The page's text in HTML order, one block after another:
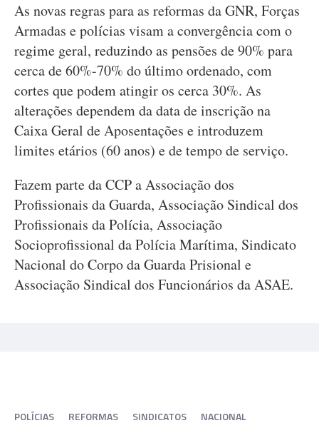
As novas regras para as reformas da GNR, Forças
Armadas e polícias visam a convergência com o
regime geral, reduzindo as pensões de 90% para
cerca de 60%-70% do último ordenado, com
cortes que podem atingir os cerca 30%. As
alterações dependem da data de inscrição na
Caixa Geral de Aposentações e introduzem
limites etários (60 anos) e de tempo de serviço.
Fazem parte da CCP a Associação dos
Profissionais da Guarda, Associação Sindical dos
Profissionais da Polícia, Associação
Socioprofissional da Polícia Marítima, Sindicato
Nacional do Corpo da Guarda Prisional e
Associação Sindical dos Funcionários da ASAE.
POLÍCIAS REFORMAS SINDICATOS NACIONAL